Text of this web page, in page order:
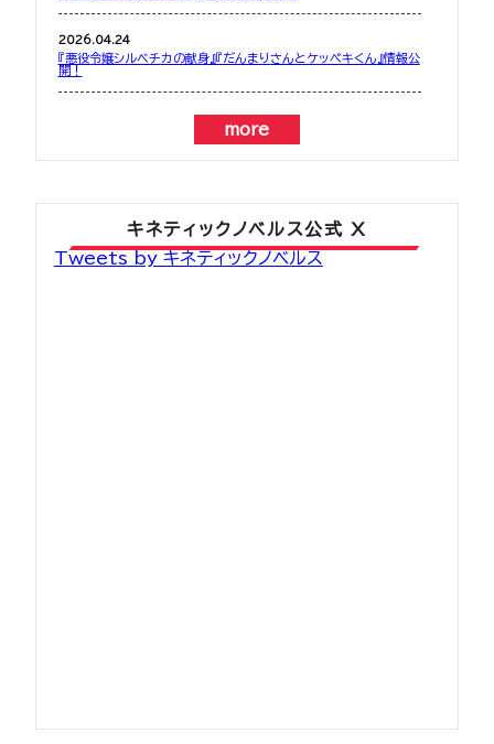
2026.04.24
『悪役令嬢シルベチカの献身』『だんまりさんとケッペキくん』情報公
開！
more
キネティックノベルス公式 X
Tweets by キネティックノベルス